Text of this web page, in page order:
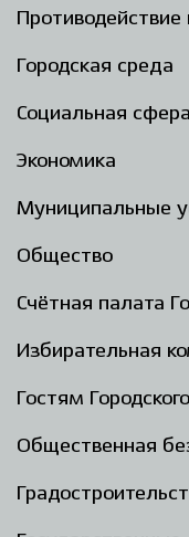
Противодействие
Городская среда
Социальная сфера
Экономика
Муниципальные
Общество
Счётная палата
Избирательная
Гостям
Общественная